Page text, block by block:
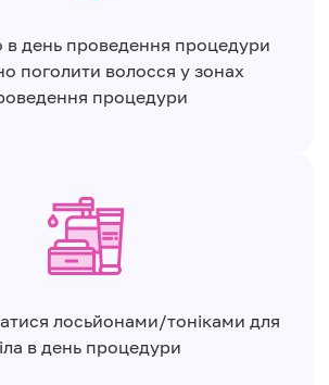
в день проведення процедури
поголити волосся у зонах
процедури
лосьйонами/тоніками для
в день процедури